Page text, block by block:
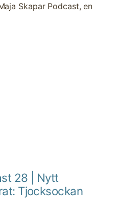
Skapar Podcast, en
28 | Nytt
Tjocksockan